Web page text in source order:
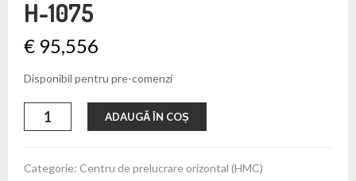
H-1075
€ 95,556
Disponibil pentru pre-comenzi
Cantitate
ADAUGĂ ÎN COȘ
Categorie: Centru de prelucrare orizontal (HMC)